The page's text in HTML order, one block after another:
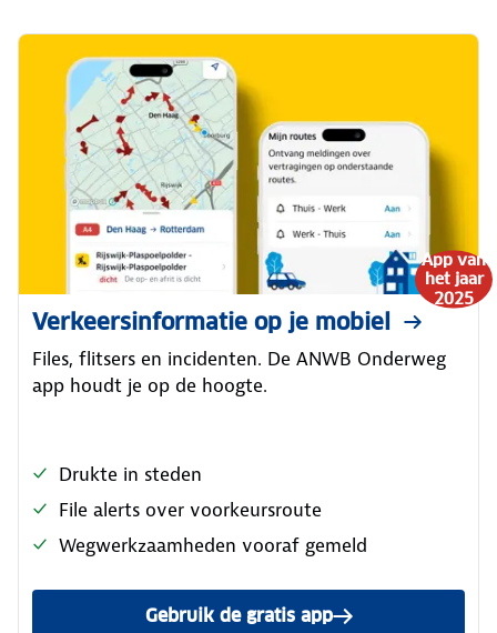
App van
het jaar
2025
Verkeersinformatie op je mobiel
Files, flitsers en incidenten. De ANWB Onderweg
app houdt je op de hoogte.
Drukte in steden
File alerts over voorkeursroute
Wegwerkzaamheden vooraf gemeld
Gebruik de gratis app